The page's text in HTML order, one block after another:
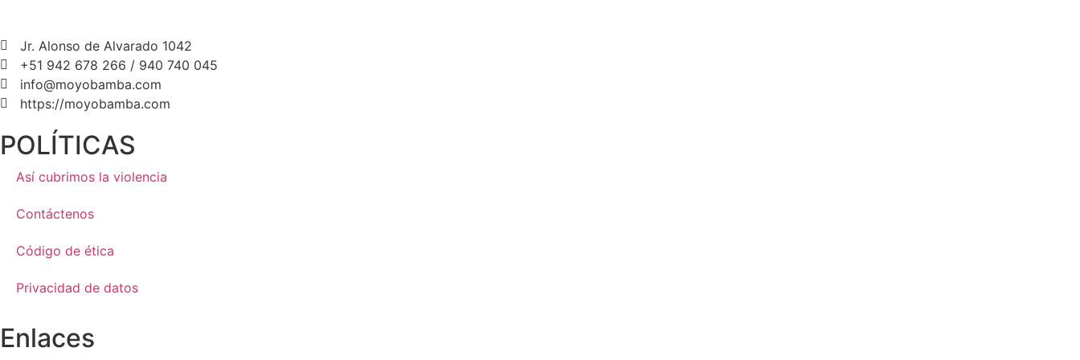
Jr. Alonso de Alvarado 1042
+51 942 678 266 / 940 740 045
info@moyobamba.com
https://moyobamba.com
POLÍTICAS
Así cubrimos la violencia
Contáctenos
Código de ética
Privacidad de datos
Enlaces